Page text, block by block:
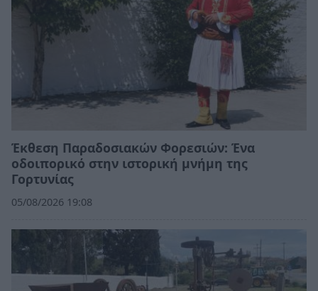
Έκθεση Παραδοσιακών Φορεσιών: Ένα
οδοιπορικό στην ιστορική μνήμη της
Γορτυνίας
05/08/2026 19:08